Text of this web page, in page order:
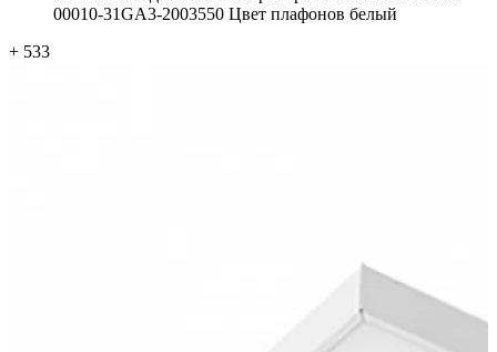
00010-31GA3-2003550 Цвет плафонов белый
+ 533